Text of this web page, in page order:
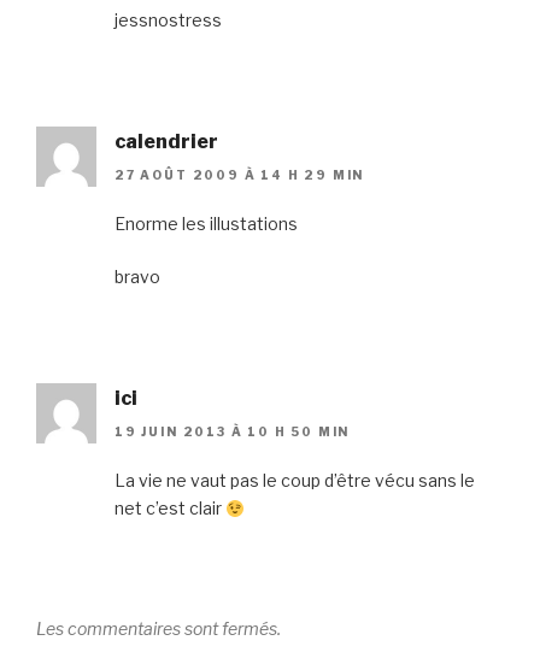
jessnostress
calendrier
27 AOÛT 2009 À 14 H 29 MIN
Enorme les illustations
bravo
ici
19 JUIN 2013 À 10 H 50 MIN
La vie ne vaut pas le coup d’être vécu sans le
net c’est clair
Les commentaires sont fermés.